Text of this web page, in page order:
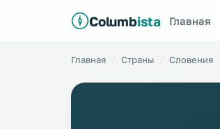
Columbista Главная
Главная Страны Словения